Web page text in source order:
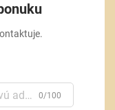
0/100